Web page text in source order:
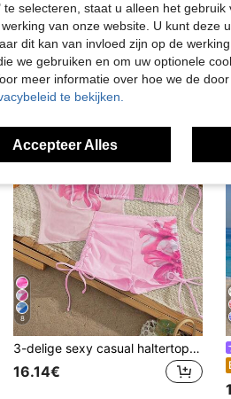
8
3-delige sexy casual haltertop, gecombineerd met semi-transparante cover-up met hibiscusbloemenpatroon van mesh, bikini-onderbroekje met strik aan de zijkant, medium stretch stof, vakantie-outfit bikini set, geschikt voor vakantie, strand- en zwembadactiviteiten, strandfeest, zonnig strand in de zomer
16.14€
selecteren, staat u alleen het gebruik
van onze website. U kunt deze
dit kan van invloed zijn op de
we gebruiken en om uw optionele
meer informatie over hoe we de
te bekijken.
Accepteer Alles